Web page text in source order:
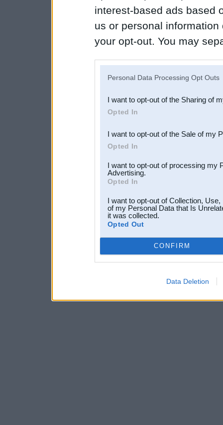
interest-based ads based
us or personal
your opt-out. You may
Downstream Participants
third parties.
Personal Data Processing Opt Outs
I want to opt-out of the Sharing of
Opted In
I want to opt-out of the Sale of my
Opted In
I want to opt-out of processing my
Advertising.
Opted In
I want to opt-out of Collection,
of my Personal Data that Is
it was collected.
Opted Out
CONFIRM
Data Deletion